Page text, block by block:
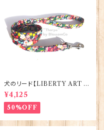
犬のリード【LIBERTY ART F
ABRIC=Thorpe】BlossomC
o 90294
¥4,125
50%OFF